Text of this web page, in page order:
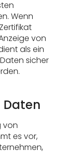
Wenn
von
als ein
sicher
von
es vor,